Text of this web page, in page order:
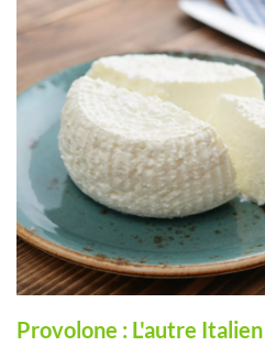
Provolone : L'autre Italien